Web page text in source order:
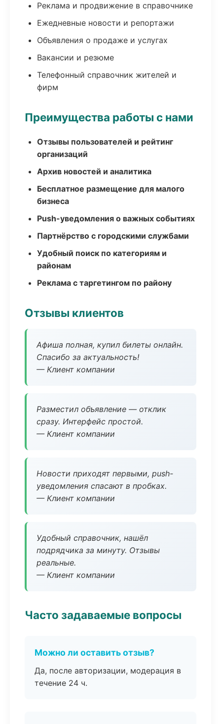
Реклама и продвижение в справочнике
Ежедневные новости и репортажи
Объявления о продаже и услугах
Вакансии и резюме
Телефонный справочник жителей и
фирм
Преимущества работы с нами
Отзывы пользователей и рейтинг
организаций
Архив новостей и аналитика
Бесплатное размещение для малого
бизнеса
Push-уведомления о важных событиях
Партнёрство с городскими службами
Удобный поиск по категориям и
районам
Реклама с таргетингом по району
Отзывы клиентов
Афиша полная, купил билеты онлайн.
Спасибо за актуальность!
— Клиент компании
Разместил объявление — отклик
сразу. Интерфейс простой.
— Клиент компании
Новости приходят первыми, push-
уведомления спасают в пробках.
— Клиент компании
Удобный справочник, нашёл
подрядчика за минуту. Отзывы
реальные.
— Клиент компании
Часто задаваемые вопросы
Можно ли оставить отзыв?
Да, после авторизации, модерация в
течение 24 ч.